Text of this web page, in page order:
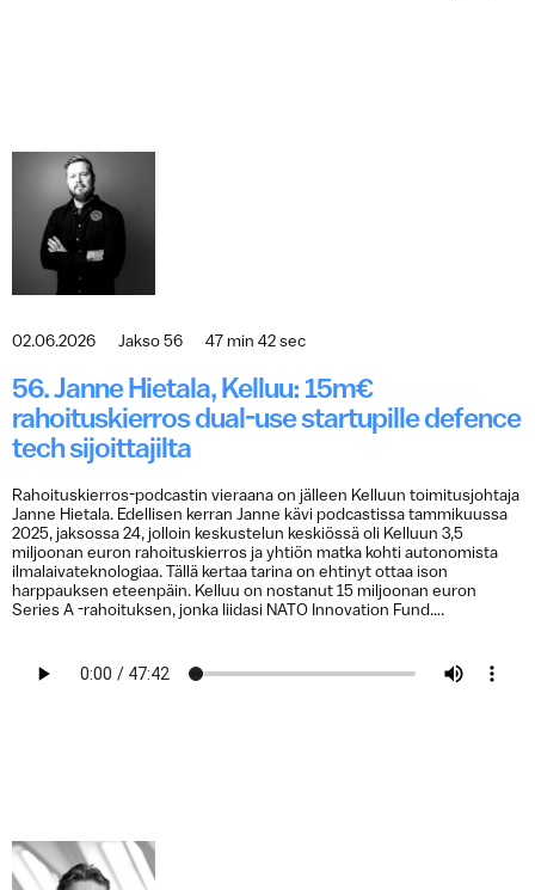
02.06.2026 Jakso 56 47 min 42 sec
56. Janne Hietala, Kelluu: 15m€
rahoituskierros dual-use startupille defence
tech sijoittajilta
Rahoituskierros-podcastin vieraana on jälleen Kelluun toimitusjohtaja
Janne Hietala. Edellisen kerran Janne kävi podcastissa tammikuussa
2025, jaksossa 24, jolloin keskustelun keskiössä oli Kelluun 3,5
miljoonan euron rahoituskierros ja yhtiön matka kohti autonomista
ilmalaivateknologiaa. Tällä kertaa tarina on ehtinyt ottaa ison
harppauksen eteenpäin. Kelluu on nostanut 15 miljoonan euron
Series A -rahoituksen, jonka liidasi NATO Innovation Fund….